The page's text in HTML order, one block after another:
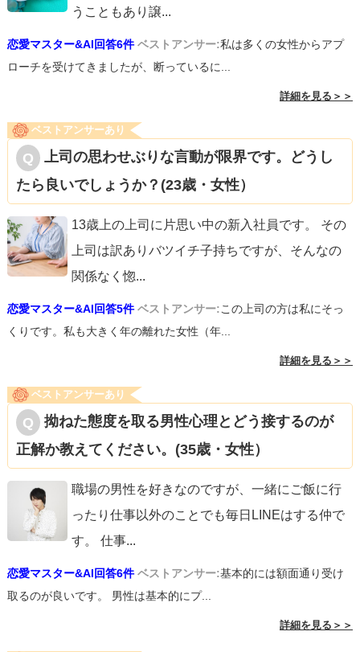
うこともあり譲...
恋愛マスター&AI回答6件 ベストアンサー:私は多くの女性からアプ
ローチを受けてきましたが、断っているに...
詳細を見る＞＞
ベストアンサーあり
上司の思わせぶりな言動が限界です。どうし
たら良いでしょうか？(23歳・女性）
13歳上の上司に片思い中の新入社員です。 その
上司は訳ありバツイチ子持ちですが、そんなの
関係なく惚...
恋愛マスター&AI回答5件 ベストアンサー:この上司の方は私にそっ
くりです。私も大きく年の離れた女性（年...
詳細を見る＞＞
ベストアンサーあり
拗ねた態度を取る男性心理とどう接するのが
正解か教えてください。(35歳・女性）
職場の男性を好きなのですが、一緒にご飯に行
ったり仕事以外のことでも毎日LINEはする仲で
す。 仕事...
恋愛マスター&AI回答6件 ベストアンサー:基本的には額面通り受け
取るのが良いです。 男性は基本的にプ...
詳細を見る＞＞